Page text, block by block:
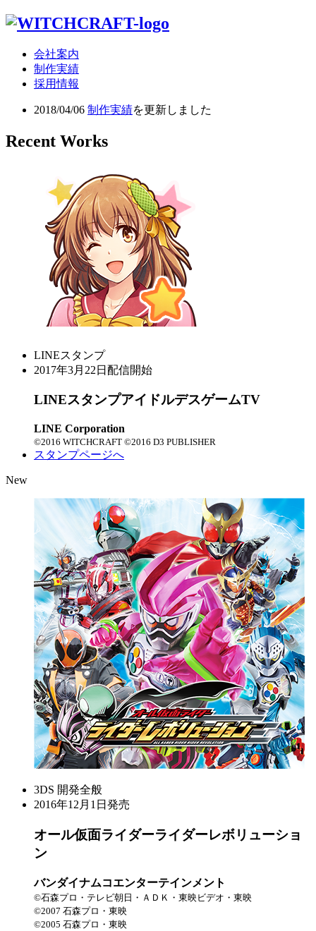
会社案内
制作実績
採用情報
2018/04/06 制作実績を更新しました
Recent Works
LINEスタンプ
2017年3月22日配信開始
LINEスタンプアイドルデスゲームTV
LINE Corporation
©2016 WITCHCRAFT ©2016 D3 PUBLISHER
スタンプページへ
New
3DS 開発全般
2016年12月1日発売
オール仮面ライダーライダーレボリューショ
ン
バンダイナムコエンターテインメント
©石森プロ・テレビ朝日・ＡＤＫ・東映ビデオ・東映
©2007 石森プロ・東映
©2005 石森プロ・東映